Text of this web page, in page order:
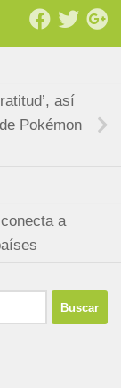
así
Pokémon
a